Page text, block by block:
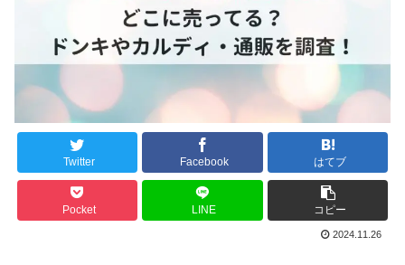
Twitter Facebook はてブ
Pocket LINE コピー
2024.11.26